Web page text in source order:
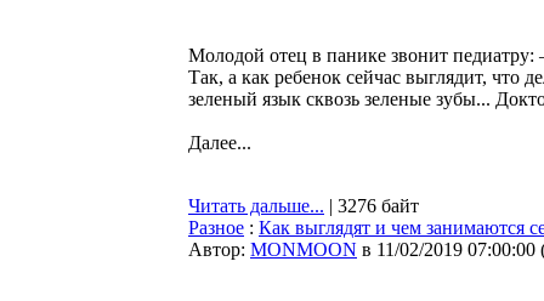
Молодой отец в панике звонит
Так, а как ребенок сейчас выглядит, что
зеленый язык сквозь зеленые зубы...
Далее...
Читать дальше... | 3276 байт
Разное : Как выглядят и чем занимаются
Автор: MONMOON в 11/02/2019 07:00:00